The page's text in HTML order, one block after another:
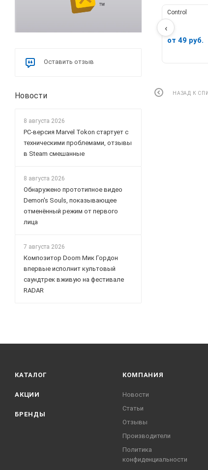
‹
Control
от 49 руб.
НАЗАД К
Оставить отзыв
Новости
8 августа 2026
PC-версия Marvel Tokon стартует с
техническими проблемами, отзывы
в Steam смешанные
8 августа 2026
Обнаружено прототипное видео
Demon's Souls, показывающее
отменённый режим от первого
лица
7 августа 2026
Композитор Doom Мик Гордон
впервые исполнит культовый
саундтрек вживую на фестивале
RADAR
КАТАЛОГ
АКЦИИ
БРЕНДЫ
КОМПАНИЯ
Новости
Статьи
Отзывы
Производители
Политика
конфиденциальности